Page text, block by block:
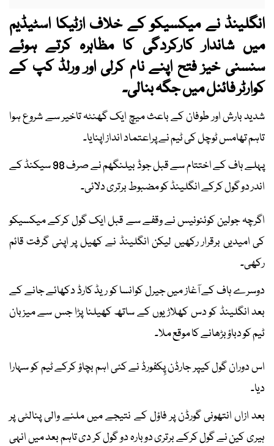
انگلینڈ نے میکسیکو کے خلاف ازٹیکا اسٹیڈیم
میں شاندار کارکردگی کا مظاہرہ کرتے ہوئے
سنسنی خیز فتح اپنے نام کرلی اور ورلڈ کپ کے
کوارٹر فائنل میں جگہ بنالی۔
شدید بارش اور طوفان کے باعث میچ ایک گھنٹہ تاخیر سے شروع ہوا
تاہم تھامس ٹوچل کی ٹیم نے پراعتماد انداز اپنایا۔
پہلے ہاف کے اختتام سے قبل جوڈ بیلنگھم نے صرف 98 سیکنڈ کے
اندر دو گول کرکے انگلینڈ کو مضبوط برتری دلائی۔
اگرچہ جولین کوئنونیس نے وقفے سے قبل ایک گول کرکے میکسیکو
کی امیدیں برقرار رکھیں لیکن انگلینڈ نے کھیل پر اپنی گرفت قائم
رکھی۔
دوسرے ہاف کے آغاز میں جیرل کوانسا کو ریڈ کارڈ دکھائے جانے کے
بعد انگلینڈ کو دس کھلاڑیوں کے ساتھ کھیلنا پڑا جس سے میزبان
ٹیم کو دباؤ بڑھانے کا موقع ملا۔
اس دوران گول کیپر جارڈن پِکفورڈ نے کئی اہم بچاؤ کرکے ٹیم کو سہارا
دیا۔
بعد ازاں انتھونی گورڈن پر فاؤل کے نتیجے میں ملنے والی پنالٹی پر
ہیری کین نے گول کرکے برتری دوبارہ دو گول کر دی تاہم بعد میں انہی